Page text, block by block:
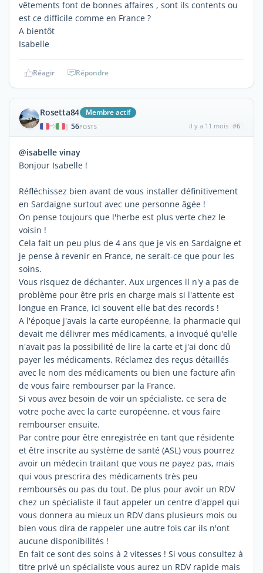
vêtements font de bonnes affaires , sont ils contents ou
est ce difficile comme en France ?
A bientôt
Isabelle
Réagir Répondre
Rosetta84 Membre actif
| 56POSTS il y a 11 mois #6
@isabelle vinay
Bonjour Isabelle !
Réfléchissez bien avant de vous installer définitivement
en Sardaigne surtout avec une personne âgée !
On pense toujours que l'herbe est plus verte chez le
voisin !
Cela fait un peu plus de 4 ans que je vis en Sardaigne et
je pense à revenir en France, ne serait-ce que pour les
soins.
Vous risquez de déchanter. Aux urgences il n'y a pas de
problème pour être pris en charge mais si l'attente est
longue en France, ici souvent elle bat des records !
A l'époque j'avais la carte européenne, la pharmacie qui
devait me délivrer mes médicaments, a invoqué qu'elle
n'avait pas la possibilité de lire la carte et j'ai donc dû
payer les médicaments. Réclamez des reçus détaillés
avec le nom des médicaments ou bien une facture afin
de vous faire rembourser par la France.
Si vous avez besoin de voir un spécialiste, ce sera de
votre poche avec la carte européenne, et vous faire
rembourser ensuite.
Par contre pour être enregistrée en tant que résidente
et être inscrite au système de santé (ASL) vous pourrez
avoir un médecin traitant que vous ne payez pas, mais
qui vous prescrira des médicaments très peu
remboursés ou pas du tout. De plus pour avoir un RDV
chez un spécialiste il faut appeler un centre d'appel qui
vous donnera au mieux un RDV dans plusieurs mois ou
bien vous dira de rappeler une autre fois car ils n'ont
aucune disponibilités !
En fait ce sont des soins à 2 vitesses ! Si vous consultez à
titre privé un spécialiste vous aurez un RDV rapide mais